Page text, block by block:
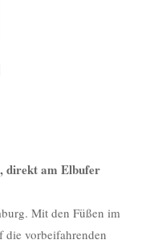
direkt am Elbufer
Mit den Füßen im
die vorbeifahrenden